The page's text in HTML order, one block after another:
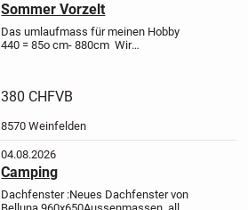
Sommer Vorzelt
Das umlaufmass für meinen Hobby
440 =85o cm- 880cm Wir
haben es nie aufgestellt nur so
380 CHFVB
8570 Weinfelden
04.08.2026
Camping
Dachfenster :Neues Dachfenster von